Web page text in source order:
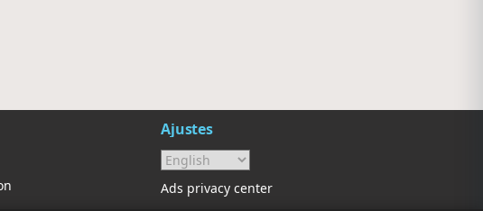
Ajustes
Ads privacy center